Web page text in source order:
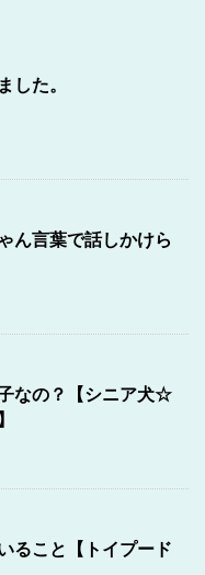
した。
ん言葉で話しかけら
なの？【シニア犬☆
ること【トイプード